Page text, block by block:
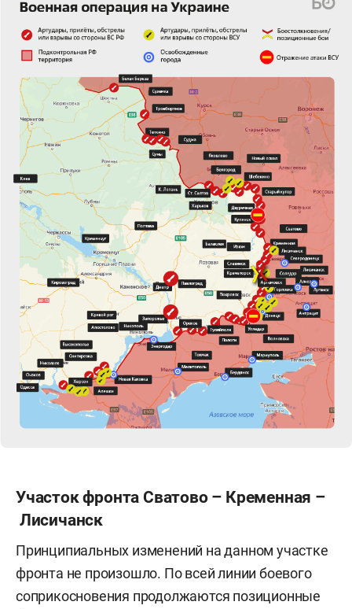
Участок фронта Сватово – Кременная –
Лисичанск
Принципиальных изменений на данном участке
фронта не произошло. По всей линии боевого
соприкосновения продолжаются позиционные